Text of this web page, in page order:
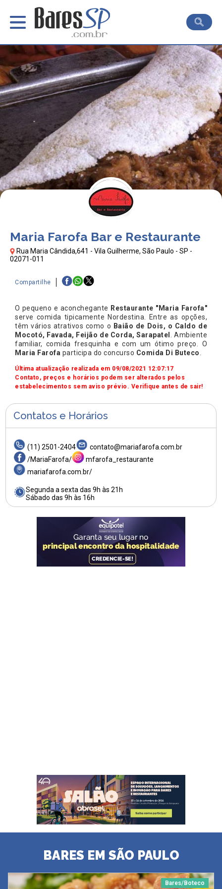
Maria Farofa Bar e Restaurante
Rua Maria Cândida,641 - Vila Guilherme, São Paulo - SP -
02071-011
Compartilhe
O pequeno e aconchegante Restaurante "Maria Farofa"
serve comida tipicamente Nordestina. Entre as opções,
têm vários atrativos como o Baião de Dois, o Caldo de
Mocotó, Favada, Feijão de Corda, Sarapatel . Ambiente
familiar, comida fresquinha e com um ótimo preço. O
Maria Farofa participa do concurso Comida Di Buteco.
Última atualização realizada em 09/08/2021 12:07:17
Contato, preços e horários podem ser alterados pelos
estabelecimentos sem aviso prévio. Verifique antes de sair!
Contatos e Horários
(11) 2501-2404
contato@mariafarofa.com.br
/MariaFarofa/
mfarofa_restaurante
mariafarofa.com.br/
Segunda a sexta das 9h às 21h
Sábado das 9h às 16h
BARES EM SÃO PAULO
Bares/Boteco